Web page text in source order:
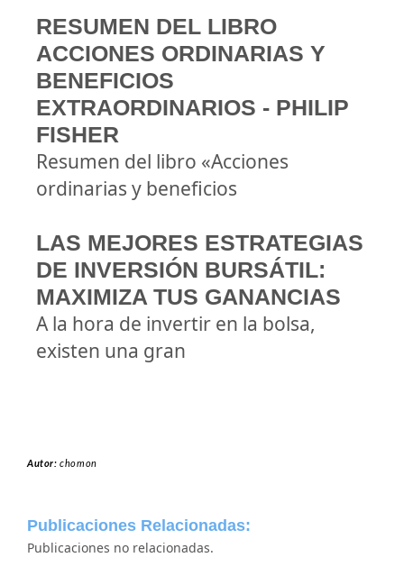
RESUMEN DEL LIBRO
ACCIONES ORDINARIAS Y
BENEFICIOS
EXTRAORDINARIOS - PHILIP
FISHER
Resumen del libro «Acciones
ordinarias y beneficios
LAS MEJORES ESTRATEGIAS
DE INVERSIÓN BURSÁTIL:
MAXIMIZA TUS GANANCIAS
A la hora de invertir en la bolsa,
existen una gran
Autor:chomon
Publicaciones Relacionadas:
Publicaciones no relacionadas.